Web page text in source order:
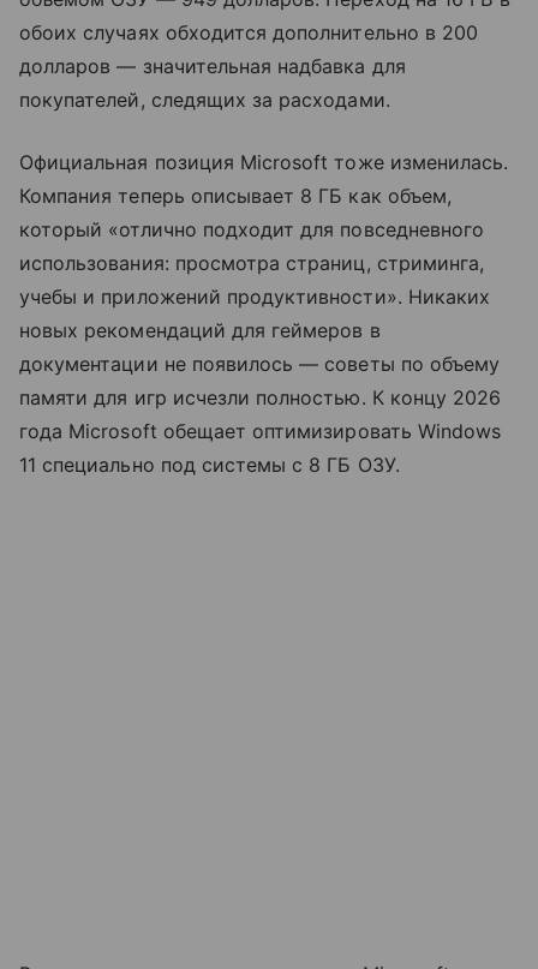
обоих случаях обходится дополнительно в 200
долларов — значительная надбавка для
покупателей, следящих за расходами.
Официальная позиция Microsoft тоже изменилась.
Компания теперь описывает 8 ГБ как объем,
который «отлично подходит для повседневного
использования: просмотра страниц, стриминга,
учебы и приложений продуктивности». Никаких
новых рекомендаций для геймеров в
документации не появилось — советы по объему
памяти для игр исчезли полностью. К концу 2026
года Microsoft обещает оптимизировать Windows
11 специально под системы с 8 ГБ ОЗУ.